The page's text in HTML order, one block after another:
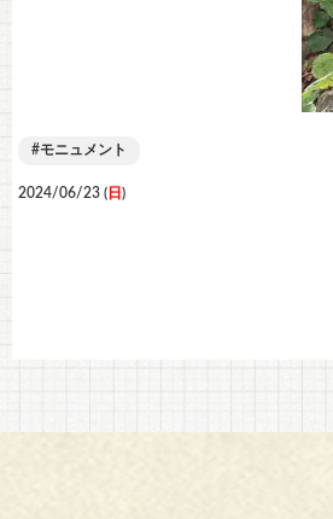
モニュメント
2024/06/23 ( 日 )